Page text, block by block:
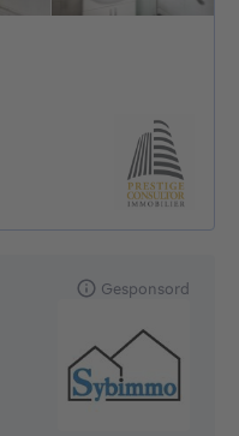
Gesponsord